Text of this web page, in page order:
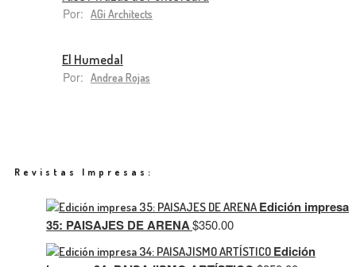
Por: AGi Architects
El Humedal
Por: Andrea Rojas
Revistas Impresas:
Edición impresa
35: PAISAJES DE ARENA$350.00
Edición